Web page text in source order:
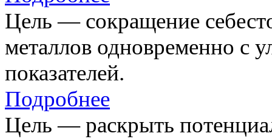
Цель — сокращение
металлов одновременно с
показателей.
Подробнее
Цель — раскрыть